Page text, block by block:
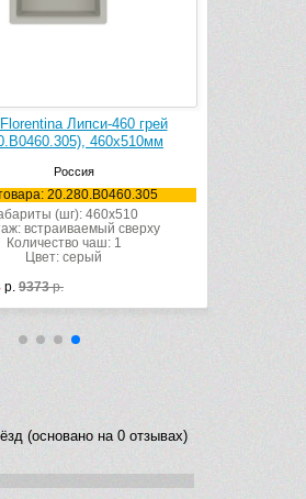
Липси-460 грей
460х510мм
Россия
20.280.B0460.305
(шг): 460x510
встраиваемый сверху
Количество чаш: 1
Цвет: серый
р. 9373р.
(основано на 0 отзывах)